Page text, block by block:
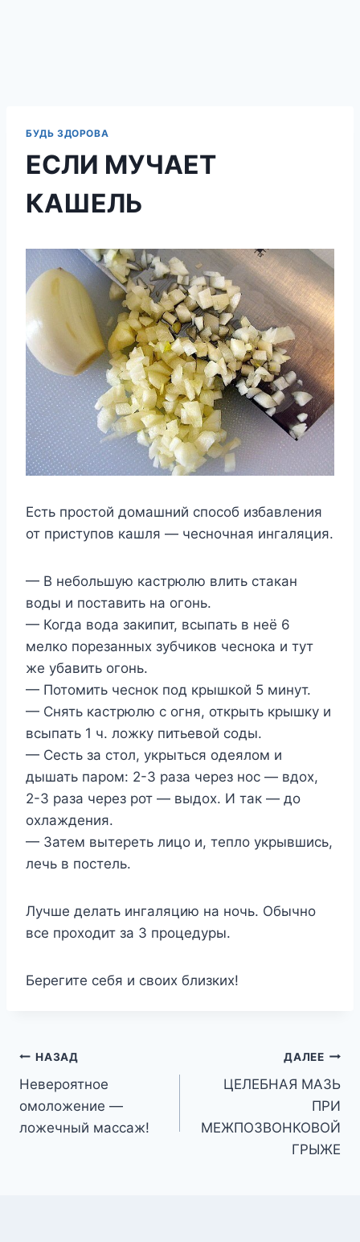
БУДЬ ЗДОРОВА
ЕСЛИ МУЧАЕТ
КАШЕЛЬ
Есть простой домашний способ избавления
от приступов кашля — чесночная ингаляция.
— В небольшую кастрюлю влить стакан
воды и поставить на огонь.
— Когда вода закипит, всыпать в неё 6
мелко порезанных зубчиков чеснока и тут
же убавить огонь.
— Потомить чеснок под крышкой 5 минут.
— Снять кастрюлю с огня, открыть крышку и
всыпать 1 ч. ложку питьевой соды.
— Сесть за стол, укрыться одеялом и
дышать паром: 2-3 раза через нос — вдох,
2-3 раза через рот — выдох. И так — до
охлаждения.
— Затем вытереть лицо и, тепло укрывшись,
лечь в постель.
Лучше делать ингаляцию на ночь. Обычно
все проходит за 3 процедуры.
Берегите себя и своих близких!
Навигация
по
записям
НАЗАД
Невероятное
омоложение —
ложечный массаж!
ДАЛЕЕ
ЦЕЛЕБНАЯ МАЗЬ
ПРИ
МЕЖПОЗВОНКОВОЙ
ГРЫЖЕ